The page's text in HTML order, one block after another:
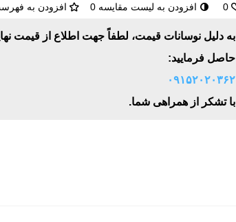
0
افزودن به لیست مقایسه 0 افزودن به
به دلیل نوسانات قیمت، لطفاً جهت اطلاع از قیمت
حاصل فرمایید:
۰۹۱۵۲۰۲۰۳۶۲
با تشکر از همراهی شما.